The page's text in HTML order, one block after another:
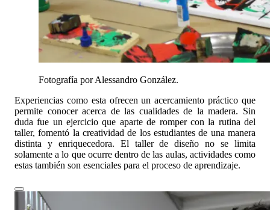
Fotografía por Alessandro González.
Experiencias como esta ofrecen un acercamiento práctico que
permite conocer acerca de las cualidades de la madera. Sin
duda fue un ejercicio que aparte de romper con la rutina del
taller, fomentó la creatividad de los estudiantes de una manera
distinta y enriquecedora. El taller de diseño no se limita
solamente a lo que ocurre dentro de las aulas, actividades como
estas también son esenciales para el proceso de aprendizaje.